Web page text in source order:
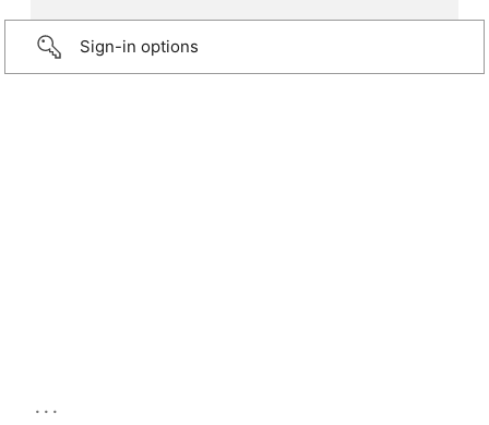
Sign-in options
...